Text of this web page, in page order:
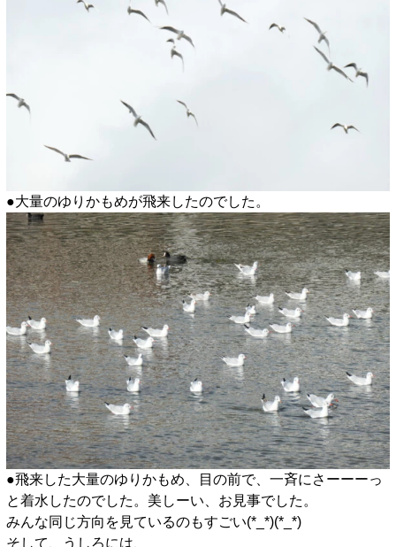
●大量のゆりかもめが飛来したのでした。
●飛来した大量のゆりかもめ、目の前で、一斉にさーーーっ
と着水したのでした。美しーい、お見事でした。
みんな同じ方向を見ているのもすごい(*_*)(*_*)
そして、うしろには、